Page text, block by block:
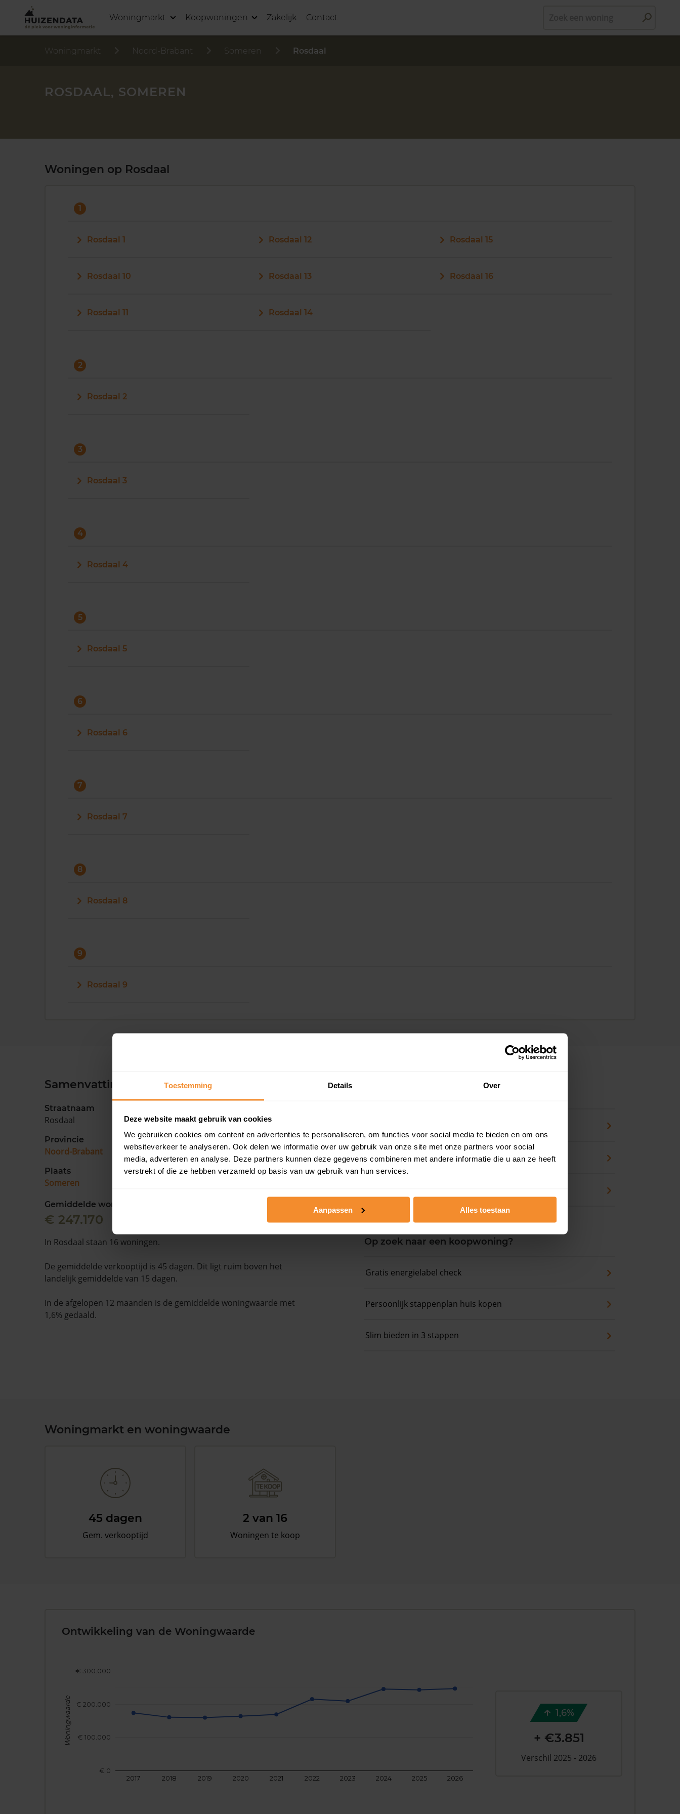
Toestemming Details Over
Deze website maakt gebruik van cookies
We gebruiken cookies om content en advertenties te personaliseren, om functies voor social media te bieden en om ons
websiteverkeer te analyseren. Ook delen we informatie over uw gebruik van onze site met onze partners voor social
media, adverteren en analyse. Deze partners kunnen deze gegevens combineren met andere informatie die u aan ze heeft
verstrekt of die ze hebben verzameld op basis van uw gebruik van hun services.
Aanpassen Alles toestaan
Woningmarkt Koopwoningen Zakelijk Contact
Woningmarkt Noord-Brabant Someren Rosdaal
ROSDAAL, SOMEREN
Woningen op Rosdaal
1
Rosdaal 1
Rosdaal 10
Rosdaal 11
Rosdaal 12
Rosdaal 13
Rosdaal 14
Rosdaal 15
Rosdaal 16
2
Rosdaal 2
3
Rosdaal 3
4
Rosdaal 4
5
Rosdaal 5
6
Rosdaal 6
7
Rosdaal 7
8
Rosdaal 8
9
Rosdaal 9
Samenvatting
Straatnaam
Rosdaal
Provincie
Noord-Brabant
Plaats
Someren
Gemiddelde woningwaarde
€ 247.170
In Rosdaal staan 16 woningen.
De gemiddelde verkooptijd is 45 dagen. Dit ligt ruim boven het
landelijk gemiddelde van 15 dagen.
In de afgelopen 12 maanden is de gemiddelde woningwaarde met
1,6% gedaald.
Koopsommenoverzicht
Op zoek naar een koopwoning?
Gratis energielabel check
Persoonlijk stappenplan huis kopen
Slim bieden in 3 stappen
Woningmarkt en woningwaarde
45 dagen
Gem. verkooptijd
2 van 16
Woningen te koop
Ontwikkeling van de Woningwaarde
2017 2018 2019 2020 2021 2022 2023 2024 2025 2026
€ 0
€ 100.000
€ 200.000
€ 300.000
Woningwaarde 1,6%
+ €3.851
Verschil 2025 - 2026